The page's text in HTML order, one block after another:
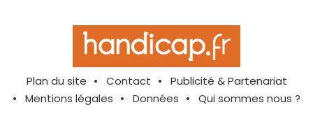
Plan du site Contact
Publicité & Partenariat
Mentions légales
Données Qui sommes nous ?